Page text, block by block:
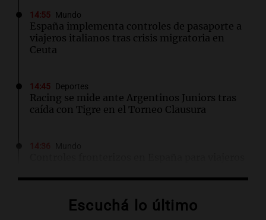
14:55 Mundo
España implementa controles de pasaporte a
viajeros italianos tras crisis migratoria en
Ceuta
14:45 Deportes
Racing se mide ante Argentinos Juniors tras
caída con Tigre en el Torneo Clausura
Una mañana para todos
Escuchá lo último